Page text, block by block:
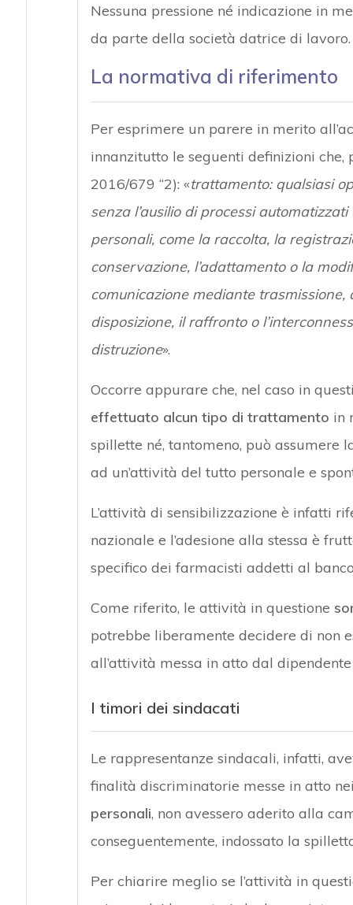
Nessuna pressione né indicazione in
da parte della società datrice di lavoro.
La normativa di riferimento
Per esprimere un parere in merito
innanzitutto le seguenti definizioni
2016/679 “2): «trattamento: qualsiasi
senza l’ausilio di processi
personali, come la raccolta, la
conservazione, l’adattamento o la
comunicazione mediante
disposizione, il raffronto o
distruzione».
Occorre appurare che, nel caso in
effettuato alcun tipo di trattamento in
spillette né, tantomeno, può assumere
ad un’attività del tutto personale e
L’attività di sensibilizzazione è infatti
nazionale e l’adesione alla stessa è
specifico dei farmacisti addetti al
Come riferito, le attività in questione
potrebbe liberamente decidere di non
all’attività messa in atto dal
I timori dei sindacati
Le rappresentanze sindacali, infatti,
finalità discriminatorie messe in atto
personali, non avessero aderito alla
conseguentemente, indossato la
Per chiarire meglio se l’attività in